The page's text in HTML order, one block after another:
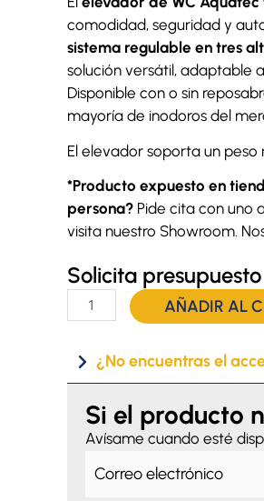
comodidad, seguridad y
sistema regulable en tres
solución versátil, adaptable
Disponible con o sin
mayoría de inodoros del
El elevador soporta un peso
*Producto expuesto en
persona?Pide cita con uno
visita nuestro Showroom.
Solicita presupuesto
Elevador
de
Aquatec
900
cantidad
AÑADIR AL
¿No encuentras el
Si el producto
Avísame cuando esté